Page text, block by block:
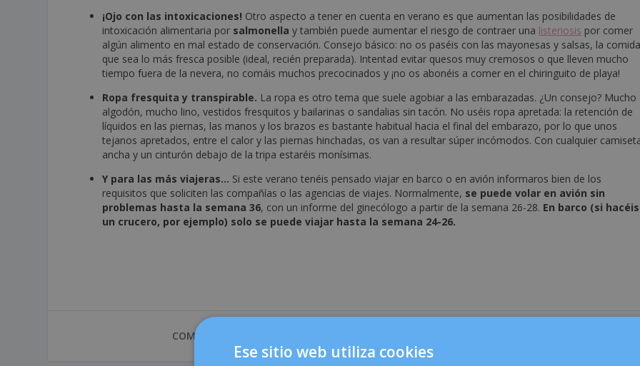
¡Ojo con las intoxicaciones! Otro aspecto a tener en cuenta en verano es que aumentan las posibilidades de
intoxicación alimentaria por salmonellay también puede aumentar el riesgo de contraer una listeriosis por comer
algún alimento en mal estado de conservación. Consejo básico: no os paséis con las mayonesas y salsas, la
que sea lo más fresca posible (ideal, recién preparada). Intentad evitar quesos muy cremosos o que lleven mucho
tiempo fuera de la nevera, no comáis muchos precocinados y ¡no os abonéis a comer en el chiringuito de playa!
Ropa fresquita y transpirable. La ropa es otro tema que suele agobiar a las embarazadas. ¿Un consejo? Mucho
algodón, mucho lino, vestidos fresquitos y bailarinas o sandalias sin tacón. No uséis ropa apretada: la retención de
líquidos en las piernas, las manos y los brazos es bastante habitual hacia el final del embarazo, por lo que unos
tejanos apretados, entre el calor y las piernas hinchadas, os van a resultar súper incómodos. Con cualquier
ancha y un cinturón debajo de la tripa estaréis monísimas.
Y para las más viajeras… Si este verano tenéis pensado viajar en barco o en avión informaros bien de los
requisitos que soliciten las compañías o las agencias de viajes. Normalmente, se puede volar en avión sin
problemas hasta la semana 36, con un informe del ginecólogo a partir de la semana 26-28. En barco (si hacéis
un crucero, por ejemplo) solo se puede viajar hasta la semana 24-26.
COMPARTIR:
Ese sitio web utiliza cookies